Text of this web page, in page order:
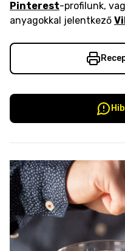
Pinterest-profilunk,
anyagokkal jelentkező